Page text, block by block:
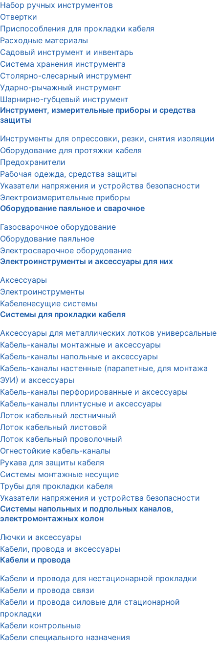
Набор ручных инструментов
Отвертки
Приспособления для прокладки кабеля
Расходные материалы
Садовый инструмент и инвентарь
Система хранения инструмента
Столярно-слесарный инструмент
Ударно-рычажный инструмент
Шарнирно-губцевый инструмент
Инструмент, измерительные приборы и средства
защиты
Инструменты для опрессовки, резки, снятия изоляции
Оборудование для протяжки кабеля
Предохранители
Рабочая одежда, средства защиты
Указатели напряжения и устройства безопасности
Электроизмерительные приборы
Оборудование паяльное и сварочное
Газосварочное оборудование
Оборудование паяльное
Электросварочное оборудование
Электроинструменты и аксессуары для них
Аксессуары
Электроинструменты
Кабеленесущие системы
Системы для прокладки кабеля
Аксессуары для металлических лотков универсальные
Кабель-каналы монтажные и аксессуары
Кабель-каналы напольные и аксессуары
Кабель-каналы настенные (парапетные, для монтажа
ЭУИ) и аксессуары
Кабель-каналы перфорированные и аксессуары
Кабель-каналы плинтусные и аксессуары
Лоток кабельный лестничный
Лоток кабельный листовой
Лоток кабельный проволочный
Огнестойкие кабель-каналы
Рукава для защиты кабеля
Системы монтажные несущие
Трубы для прокладки кабеля
Указатели напряжения и устройства безопасности
Системы напольных и подпольных каналов,
электромонтажных колон
Лючки и аксессуары
Кабели, провода и аксессуары
Кабели и провода
Кабели и провода для нестационарной прокладки
Кабели и провода связи
Кабели и провода силовые для стационарной
прокладки
Кабели контрольные
Кабели специального назначения